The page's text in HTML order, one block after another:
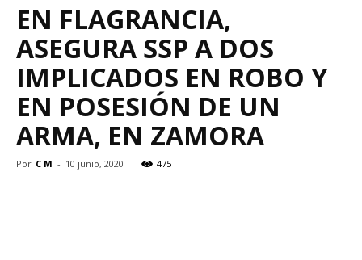
EN FLAGRANCIA,
ASEGURA SSP A DOS
IMPLICADOS EN ROBO Y
EN POSESIÓN DE UN
ARMA, EN ZAMORA
Por C M - 10 junio, 2020 475